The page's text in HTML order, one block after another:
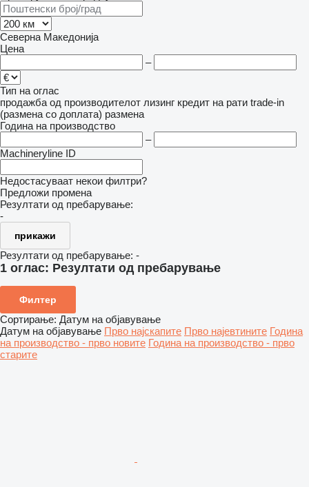
Северна Македонија
Цена
–
Тип на оглас
продажба од производителот лизинг кредит на рати trade-in
(размена со доплата) размена
Година на производство
–
Machineryline ID
Недостасуваат некои филтри?
Предложи промена
Резултати од пребарување:
-
прикажи
Резултати од пребарување: -
1 оглас: Резултати од пребарување
Филтер
Сортирање: Датум на објавување
Датум на објавување Прво најскапите Прво најевтините Година
на производство - прво новите Година на производство - прво
старите